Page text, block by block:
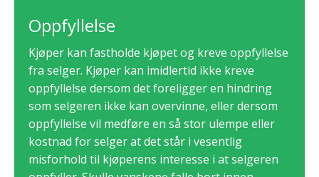
Oppfyllelse
Kjøper kan fastholde kjøpet og kreve oppfyllelse
fra selger. Kjøper kan imidlertid ikke kreve
oppfyllelse dersom det foreligger en hindring
som selgeren ikke kan overvinne, eller dersom
oppfyllelse vil medføre en så stor ulempe eller
kostnad for selger at det står i vesentlig
misforhold til kjøperens interesse i at selgeren